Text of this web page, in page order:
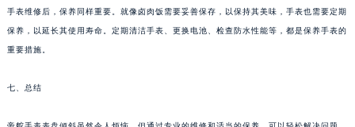
手表维修后，保养同样重要。就像卤肉饭需要妥善保存，以保持其美味，手表也需要定期
保养，以延长其使用寿命。定期清洁手表、更换电池、检查防水性能等，都是保养手表的
重要措施。
七、总结